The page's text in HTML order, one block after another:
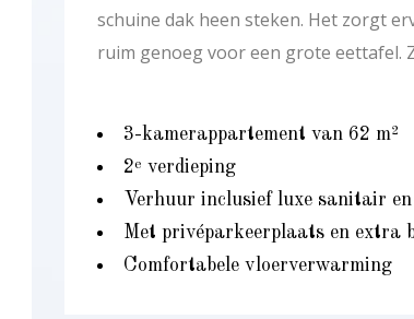
schuine dak heen steken. Het zorgt
ruim genoeg voor een grote eettafel.
3-kamerappartement van 62 m²
2e verdieping
Verhuur inclusief luxe sanitair en
Met privéparkeerplaats en extra
Comfortabele vloerverwarming